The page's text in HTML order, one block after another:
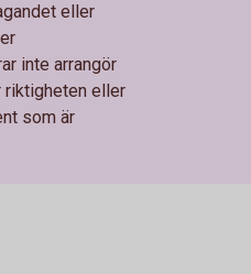
eller
inte arrangör
riktigheten eller
som är